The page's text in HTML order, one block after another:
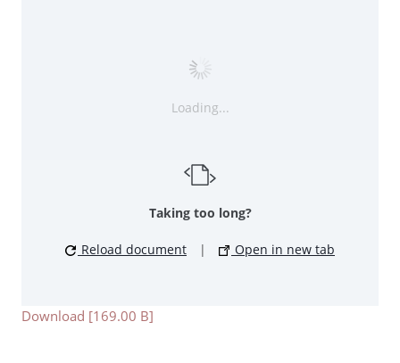
Loading...
Taking too long?
Reload document | Open in new tab
Download [169.00 B]